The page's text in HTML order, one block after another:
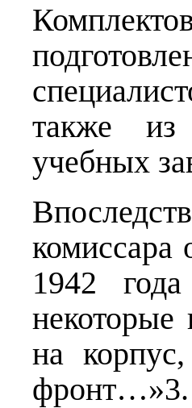
также из
учебных
1942
на
фронт…»3.